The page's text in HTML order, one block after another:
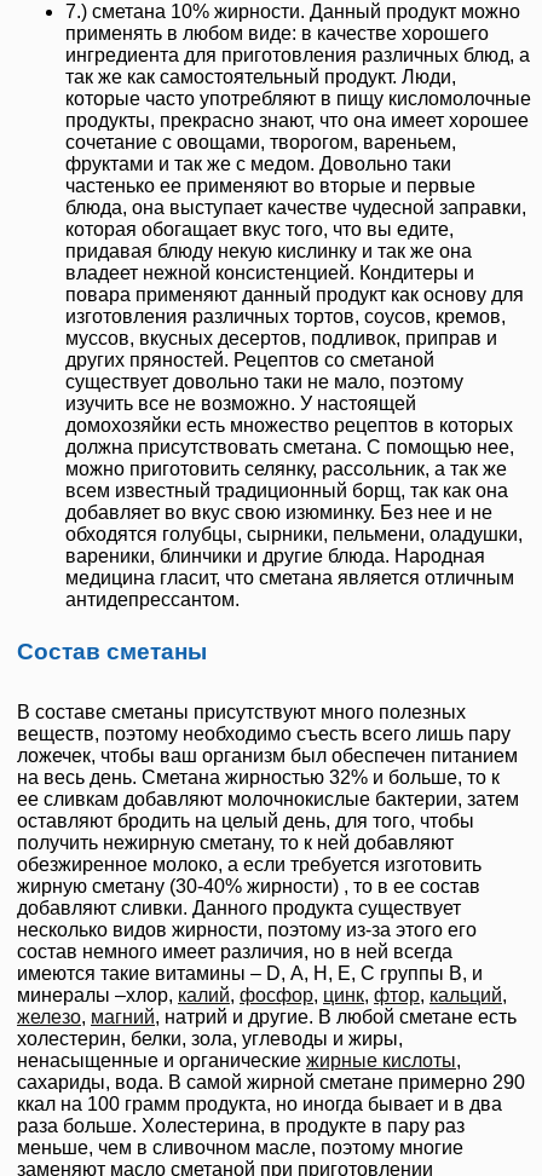
7.) сметана 10% жирности. Данный продукт можно
применять в любом виде: в качестве хорошего
ингредиента для приготовления различных блюд, а
так же как самостоятельный продукт. Люди,
которые часто употребляют в пищу кисломолочные
продукты, прекрасно знают, что она имеет хорошее
сочетание с овощами, творогом, вареньем,
фруктами и так же с медом. Довольно таки
частенько ее применяют во вторые и первые
блюда, она выступает качестве чудесной заправки,
которая обогащает вкус того, что вы едите,
придавая блюду некую кислинку и так же она
владеет нежной консистенцией. Кондитеры и
повара применяют данный продукт как основу для
изготовления различных тортов, соусов, кремов,
муссов, вкусных десертов, подливок, приправ и
других пряностей. Рецептов со сметаной
существует довольно таки не мало, поэтому
изучить все не возможно. У настоящей
домохозяйки есть множество рецептов в которых
должна присутствовать сметана. С помощью нее,
можно приготовить селянку, рассольник, а так же
всем известный традиционный борщ, так как она
добавляет во вкус свою изюминку. Без нее и не
обходятся голубцы, сырники, пельмени, оладушки,
вареники, блинчики и другие блюда. Народная
медицина гласит, что сметана является отличным
антидепрессантом.
Состав сметаны
В составе сметаны присутствуют много полезных
веществ, поэтому необходимо съесть всего лишь пару
ложечек, чтобы ваш организм был обеспечен питанием
на весь день. Сметана жирностью 32% и больше, то к
ее сливкам добавляют молочнокислые бактерии, затем
оставляют бродить на целый день, для того, чтобы
получить нежирную сметану, то к ней добавляют
обезжиренное молоко, а если требуется изготовить
жирную сметану (30-40% жирности) , то в ее состав
добавляют сливки. Данного продукта существует
несколько видов жирности, поэтому из-за этого его
состав немного имеет различия, но в ней всегда
имеются такие витамины – D, А, Н, Е, С группы B, и
минералы –хлор, калий, фосфор, цинк, фтор, кальций,
железо, магний, натрий и другие. В любой сметане есть
холестерин, белки, зола, углеводы и жиры,
ненасыщенные и органические жирные кислоты,
сахариды, вода. В самой жирной сметане примерно 290
ккал на 100 грамм продукта, но иногда бывает и в два
раза больше. Холестерина, в продукте в пару раз
меньше, чем в сливочном масле, поэтому многие
заменяют масло сметаной при приготовлении